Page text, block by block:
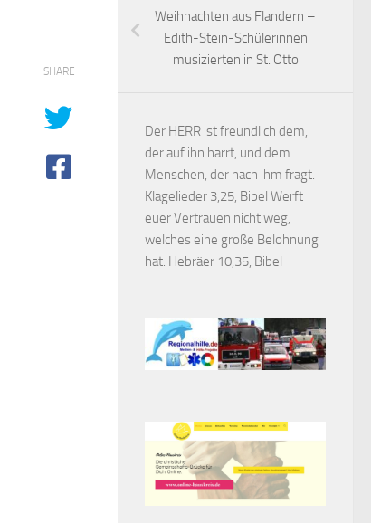
SHARE
Weihnachten aus Flandern –
Edith-Stein-Schülerinnen
musizierten in St. Otto
Der HERR ist freundlich dem,
der auf ihn harrt, und dem
Menschen, der nach ihm fragt.
Klagelieder 3,25, Bibel Werft
euer Vertrauen nicht weg,
welches eine große Belohnung
hat. Hebräer 10,35, Bibel